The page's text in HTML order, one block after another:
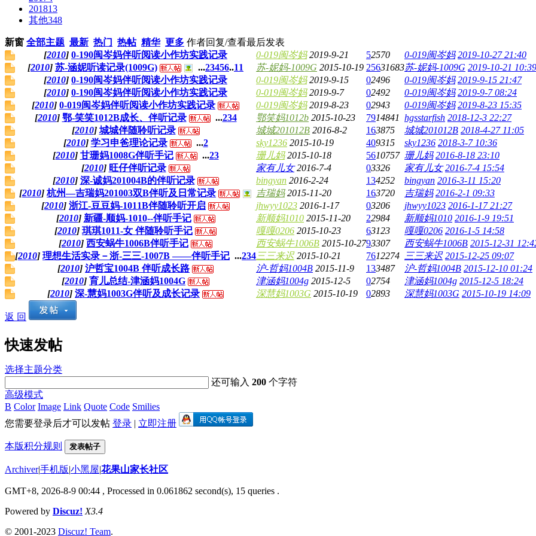
201813
其他348
新窗 全部主题 最新 热门 热帖 精华 更多 作者回复/查看最后发表
[2010] 0-190闽岑妈伴听阅读小作坊实践记录 0-019闽岑妈 2019-9-21 52570 0-019闽岑妈 2019-10-27 21:40
[2010] 苏-涵妮听读记录(1009G) ...23456..11 苏-妮妈-1009G 2015-10-19 25631683苏-妮妈-1009G 2019-10-21 10:39
[2010] 0-190闽岑妈伴听阅读小作坊实践记录 0-019闽岑妈 2019-9-15 02496 0-019闽岑妈 2019-9-15 21:47
[2010] 0-190闽岑妈伴听阅读小作坊实践记录 0-019闽岑妈 2019-9-7 02492 0-019闽岑妈 2019-9-7 08:24
[2010] 0-019闽岑妈伴听阅读小作坊实践记录 0-019闽岑妈 2019-8-23 02943 0-019闽岑妈 2019-8-23 15:35
[2010] 鄂-笑笑1012B成长、伴听记录 ...234 鄂笑妈1012b 2015-10-23 7914841 hgsstarfish 2018-12-3 22:27
[2010] 城城伴随聆听记录 城城201012B 2016-8-2 163875 城城201012B 2018-4-27 11:05
[2010] 学习申爸理论记录 ...2 sky1236 2015-10-19 409315 sky1236 2018-3-7 10:36
[2010] 甘珊妈1008G伴听手记 ...23 珊儿妈 2015-10-18 5610757 珊儿妈 2016-8-18 23:10
[2010] 旺仔伴听记录 家有儿女 2016-7-4 03326 家有儿女 2016-7-4 15:54
[2010] 深-诚妈201004B的伴听记录 bingyan 2016-2-24 134252 bingyan 2016-3-11 15:20
[2010] 杭州—吉瑞妈201003双B伴听及日常记录 吉瑞妈 2015-11-20 163720 吉瑞妈 2016-2-1 09:33
[2010] 浙江-豆豆妈-1011B伴随聆听开启 jhwyy1023 2016-1-17 03206 jhwyy1023 2016-1-17 21:27
[2010] 新疆-顺妈-1010--伴听手记 新顺妈1010 2015-11-20 22984 新顺妈1010 2016-1-9 19:51
[2010] 琪琪1011-女 伴随聆听手记 嘎嘎0206 2015-10-23 63123 嘎嘎0206 2016-1-5 14:58
[2010] 西安蜗牛1006B伴听手记 西安蜗牛1006B 2015-10-2793307 西安蜗牛1006B 2015-12-31
[2010] 理想生活实录－浙-三三-1007B ——伴听手记 ...234 三三来迟 2015-10-21 7612274 三三来迟 2015-12-25 09:07
[2010] 沪哲宝1004B 伴听成长路 沪-哲妈1004B 2015-11-9 133487 沪-哲妈1004B 2015-12-10 01:24
[2010] 育儿总结-津涵妈1004G 津涵妈1004g 2015-12-5 02754 津涵妈1004g 2015-12-5 18:24
[2010] 深-慧妈1003G伴听及成长记录 深慧妈1003G 2015-10-19 02893 深慧妈1003G 2015-10-19 14:09
返 回
快速发帖
选择主题分类
还可输入200 个字符
高级模式
B Color Image Link Quote Code Smilies
您需要登录后才可以发帖 登录 | 立即注册
本版积分规则 发表帖子
Archiver|手机版|小黑屋|花果山家长社区
GMT+8, 2026-8-9 00:44 , Processed in 0.061862 second(s), 15 queries .
Powered by Discuz! X3.4
© 2001-2023 Discuz! Team.